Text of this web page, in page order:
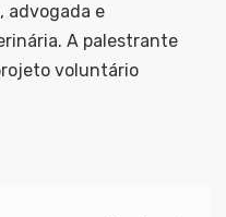
advogada e
A palestrante
voluntário